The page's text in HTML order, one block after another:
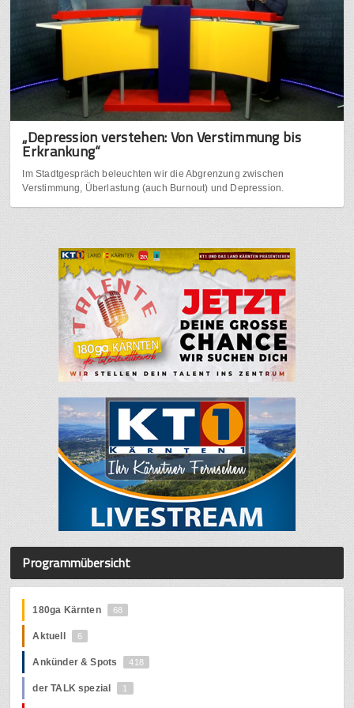
„Depression verstehen: Von Verstimmung bis
Erkrankung“
Im Stadtgespräch beleuchten wir die Abgrenzung zwischen
Verstimmung, Überlastung (auch Burnout) und Depression.
Programmübersicht
180ga Kärnten 68
Aktuell 6
Ankünder & Spots 418
der TALK spezial 1